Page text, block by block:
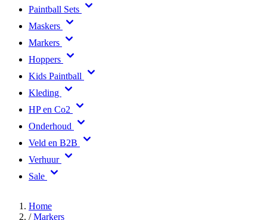
Paintball Sets
Maskers
Markers
Hoppers
Kids Paintball
Kleding
HP en Co2
Onderhoud
Veld en B2B
Verhuur
Sale
Home
/ Markers